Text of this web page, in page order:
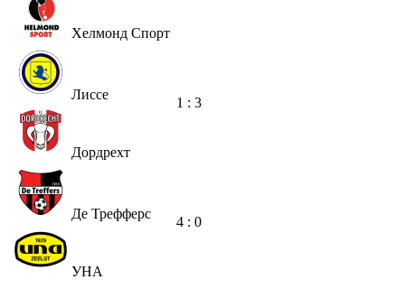
Хелмонд Спорт
Лиссе
Дордрехт
1 : 3
Де Трефферс
УНА
4 : 0